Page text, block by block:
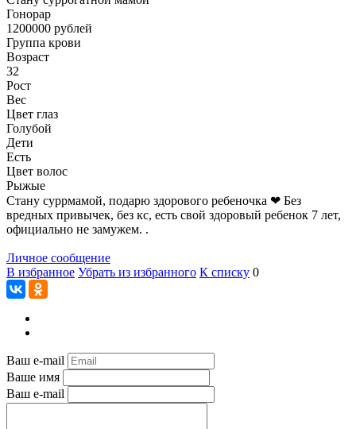
Гонoрар
1200000 рублей
Группа крови
Возраст
32
Рост
Вес
Цвет глаз
Голубой
Дети
Есть
Цвет волос
Рыжые
Стану суррмамой, подарю здорового ребеночка ❤ Без
вредных привычек, без кс, есть свой здоровый ребенок 7 лет,
официально не замужем. .
Личное сообщение
В избранное Убрать из избранного К списку 0
Ваш e-mail
Ваше имя
Ваш e-mail